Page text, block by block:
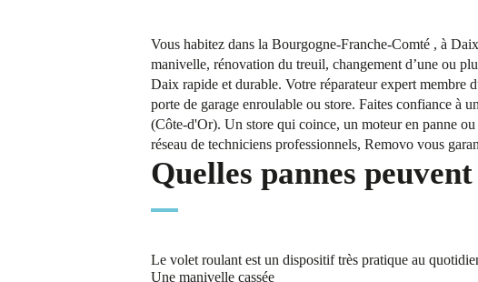
Vous habitez dans la Bourgogne-Franche-Comté , à
manivelle, rénovation du treuil, changement d’une ou
Daix rapide et durable. Votre réparateur expert
porte de garage enroulable ou store. Faites confiance à
(Côte-d'Or). Un store qui coince, un moteur en panne
réseau de techniciens professionnels, Removo vous
Quelles pannes
Le volet roulant est un dispositif très pratique au
Une manivelle cassée